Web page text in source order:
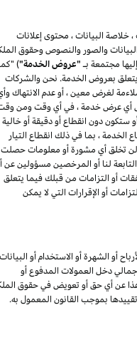
البيانات ، محتوى إعلانات
والصور والنصوص وحقوق
مجتمعة بـ"عروض الخدمة")
يتعلق بعروض الخدمة. نحن والشركات
لغرض معين ، أو عدم الانتهاك
أي عرض خدمة ، في أي وقت ومن
ستكون دون انقطاع أو دقيقة أو
، بما في ذلك انقطاع التيار
لن تخلق أي مشورة أو معلومات حصلت
لنا أو المرخصين مسؤولين عن
أو التزامات من قبلك فيما يتعلق
في هذا القسم ۷ لاستبعاد أو الحد من الضمانات أو الالتزامات أو الإقرارات التي لا يمكن
أو الشهرة أو الاستخدام أو البيانات
دخل العمولات المدفوع أو
عن أي حق أو تعويض في حقوق
بموجب القانون المعمول به.